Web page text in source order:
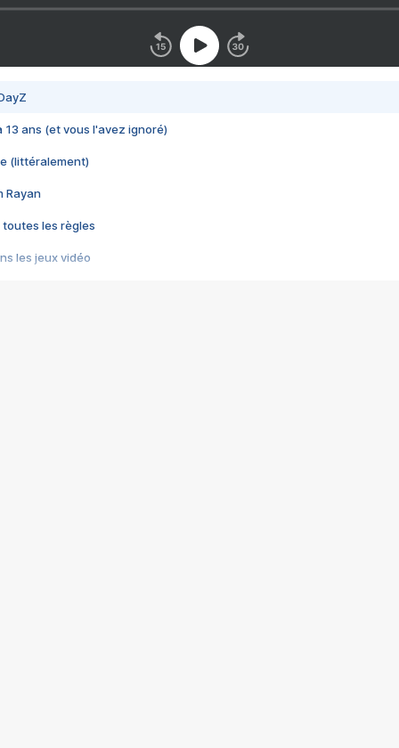
13 ans (et vous l'avez ignoré)
(littéralement)
Rayan
toutes les règles
les jeux vidéo